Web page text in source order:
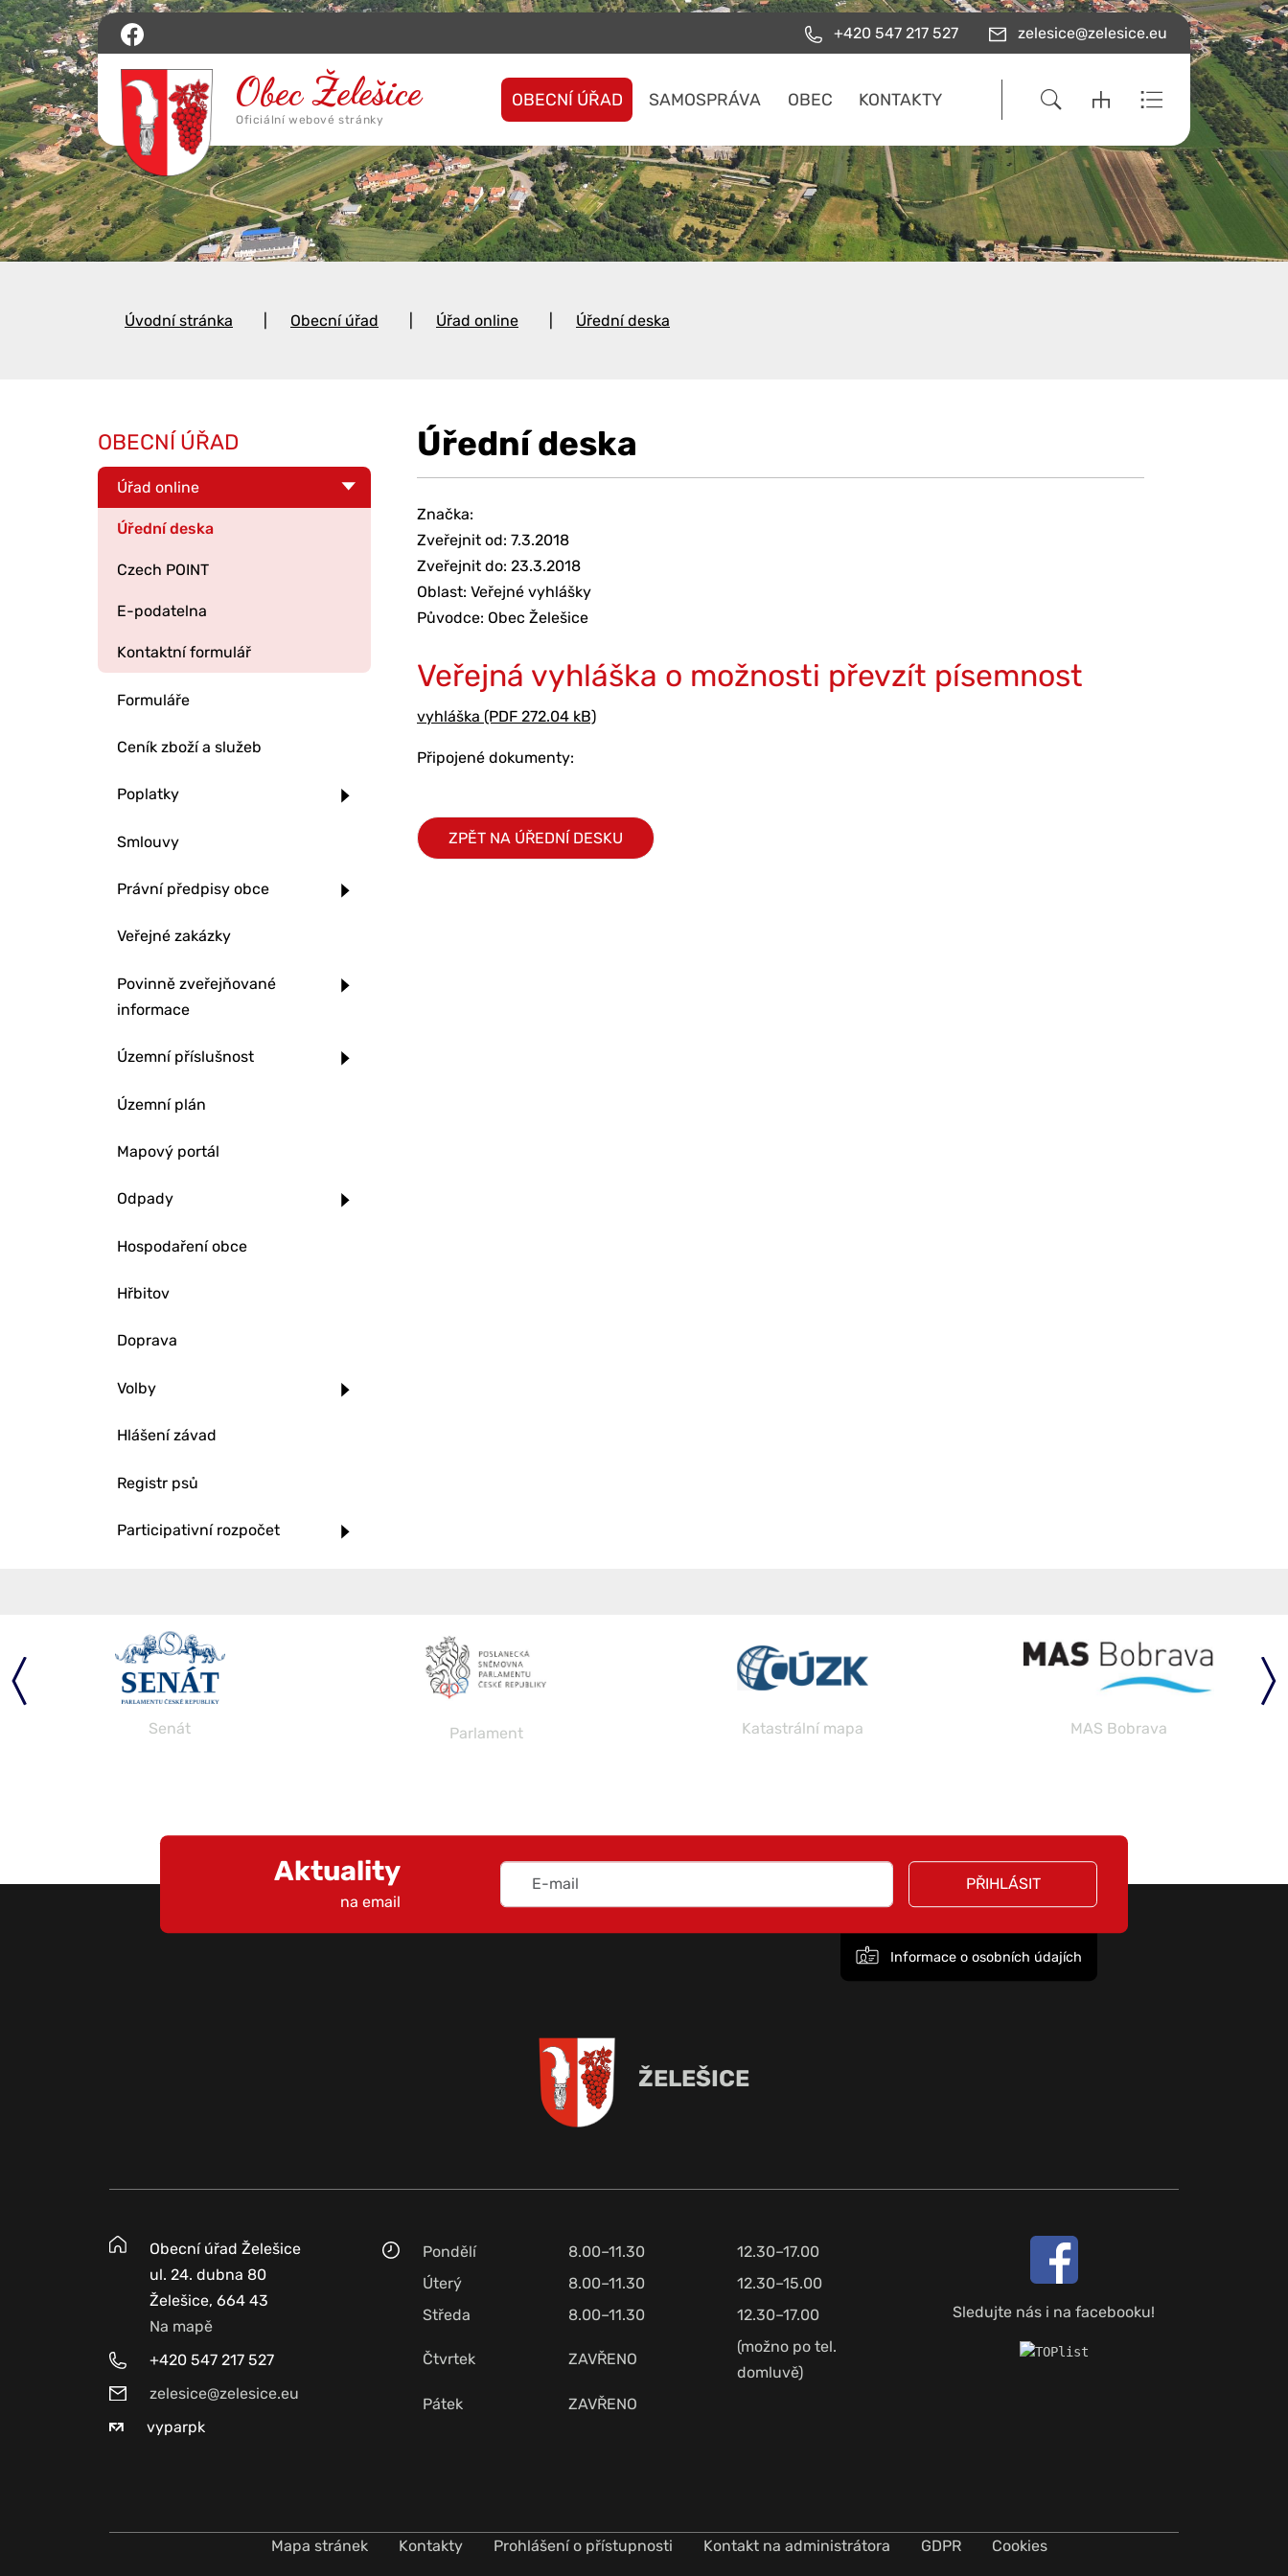
+420 547 217 527 zelesice@zelesice.eu
OBECNÍ ÚŘAD SAMOSPRÁVA OBEC KONTAKTY
Úvodní stránka Obecní úřad Úřad online Úřední deska
Úřední deska
Značka:
Zveřejnit od: 7.3.2018
Zveřejnit do: 23.3.2018
Oblast: Veřejné vyhlášky
Původce: Obec Želešice
Veřejná vyhláška o možnosti převzít písemnost
vyhláška (PDF 272.04 kB)
Připojené dokumenty:
ZPĚT NA ÚŘEDNÍ DESKU
OBECNÍ ÚŘAD
Úřad online
Úřední deska
Czech POINT
E-podatelna
Kontaktní formulář
Formuláře
Ceník zboží a služeb
Poplatky
Smlouvy
Právní předpisy obce
Veřejné zakázky
Povinně zveřejňované
informace
Územní příslušnost
Územní plán
Mapový portál
Odpady
Hospodaření obce
Hřbitov
Doprava
Volby
Hlášení závad
Registr psů
Participativní rozpočet
Senát Parlament Katastrální mapa MAS Bobrava
Aktuality
na email
PŘIHLÁSIT
Informace o osobních údajích
ŽELEŠICE
Obecní úřad Želešice
ul. 24. dubna 80
Želešice, 664 43
Na mapě
+420 547 217 527
zelesice@zelesice.eu
vyparpk
Pondělí 8.00–11.30
12.30–17.00
Úterý
8.00–11.30
12.30–15.00
Středa
8.00–11.30 12.30–17.00
Čtvrtek ZAVŘENO
(možno po tel.
domluvě)
Pátek
ZAVŘENO
Sledujte nás i na facebooku!
Mapa stránek Kontakty Prohlášení o přístupnosti Kontakt na administrátora GDPR Cookies